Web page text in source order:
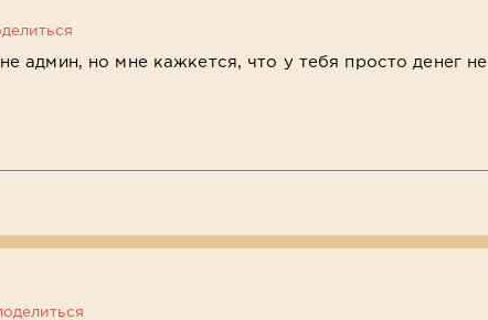
админ, но мне кажкется, что у тебя просто денег не